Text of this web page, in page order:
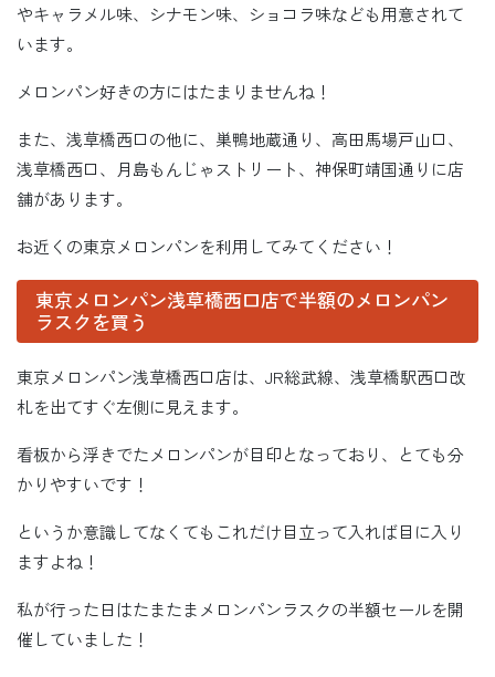
やキャラメル味、シナモン味、ショコラ味なども用意されて
います。
メロンパン好きの方にはたまりませんね！
また、浅草橋西口の他に、巣鴨地蔵通り、高田馬場戸山口、
浅草橋西口、月島もんじゃストリート、神保町靖国通りに店
舗があります。
お近くの東京メロンパンを利用してみてください！
東京メロンパン浅草橋西口店で半額のメロンパン
ラスクを買う
東京メロンパン浅草橋西口店は、JR総武線、浅草橋駅西口改
札を出てすぐ左側に見えます。
看板から浮きでたメロンパンが目印となっており、とても分
かりやすいです！
というか意識してなくてもこれだけ目立って入れば目に入り
ますよね！
私が行った日はたまたまメロンパンラスクの半額セールを開
催していました！